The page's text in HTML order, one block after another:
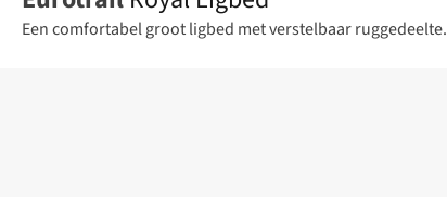
Een comfortabel groot ligbed met verstelbaar ruggedeelte.